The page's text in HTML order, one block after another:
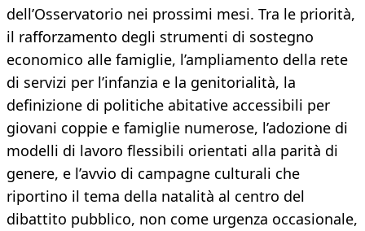
dell’Osservatorio nei prossimi mesi. Tra le priorità,
il rafforzamento degli strumenti di sostegno
economico alle famiglie, l’ampliamento della rete
di servizi per l’infanzia e la genitorialità, la
definizione di politiche abitative accessibili per
giovani coppie e famiglie numerose, l’adozione di
modelli di lavoro flessibili orientati alla parità di
genere, e l’avvio di campagne culturali che
riportino il tema della natalità al centro del
dibattito pubblico, non come urgenza occasionale,